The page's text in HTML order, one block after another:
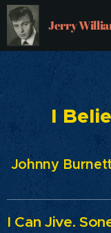
Jerry
I
Johnny
I Can Jive.